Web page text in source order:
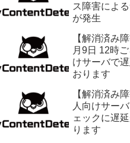
ス障害によ
が発生
【解消済み
月9日 12時
けサーバで
おります
【解消済み
人向けサー
ェックに遅
ります